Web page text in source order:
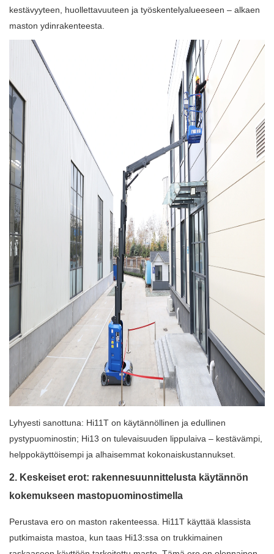
kestävyyteen, huollettavuuteen ja työskentelyalueeseen – alkaen
maston ydinrakenteesta.
Lyhyesti sanottuna: Hi11T on käytännöllinen ja edullinen
pystypuominostin; Hi13 on tulevaisuuden lippulaiva – kestävämpi,
helppokäyttöisempi ja alhaisemmat kokonaiskustannukset.
2. Keskeiset erot: rakennesuunnittelusta käytännön
kokemukseen mastopuominostimella
Perustava ero on maston rakenteessa. Hi11T käyttää klassista
putkimaista mastoa, kun taas Hi13:ssa on trukkimainen